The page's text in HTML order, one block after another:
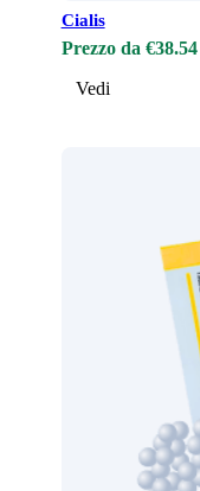
Cialis
Prezzo da €38.54
Vedi